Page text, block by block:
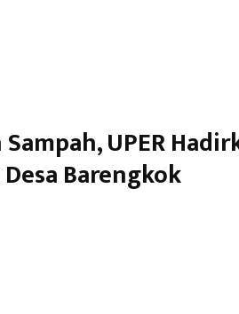
UPER
Barengkok